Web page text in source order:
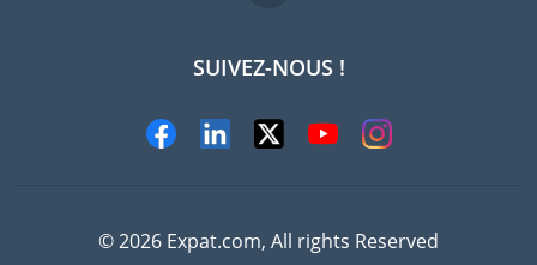
Experts
SUIVEZ-NOUS !
© 2026 Expat.com, All rights Reserved